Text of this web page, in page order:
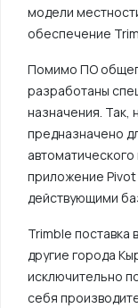
модели
обеспечение
Помимо ПО
разработаны
назначения.
предназначено
приложение
действующими
Trimble
другие города
исключительно
себя